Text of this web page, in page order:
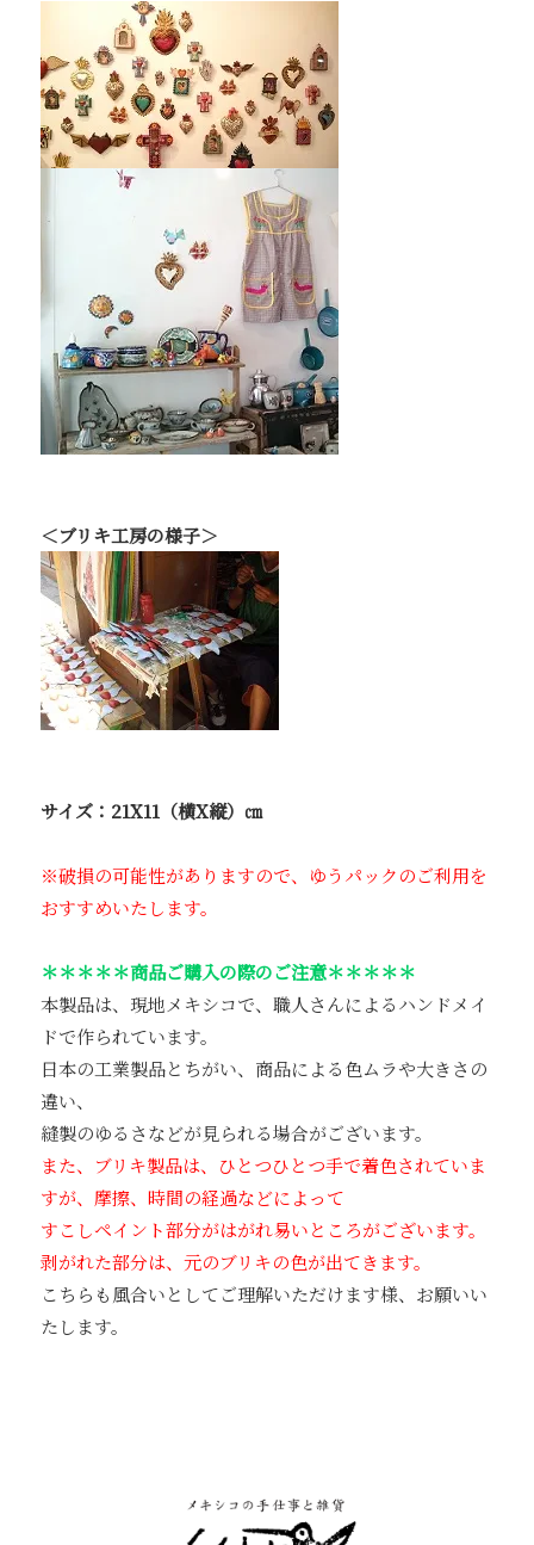
＜ブリキ工房の様子＞
サイズ：21X11（横X縦）㎝
※破損の可能性がありますので、ゆうパックのご利用を
おすすめいたします。
＊＊＊＊＊商品ご購入の際のご注意＊＊＊＊＊
本製品は、現地メキシコで、職人さんによるハンドメイ
ドで作られています。
日本の工業製品とちがい、商品による色ムラや大きさの
違い、
縫製のゆるさなどが見られる場合がございます。
また、ブリキ製品は、ひとつひとつ手で着色されていま
すが、摩擦、時間の経過などによって
すこしペイント部分がはがれ易いところがございます。
剥がれた部分は、元のブリキの色が出てきます。
こちらも風合いとしてご理解いただけます様、お願いい
たします。